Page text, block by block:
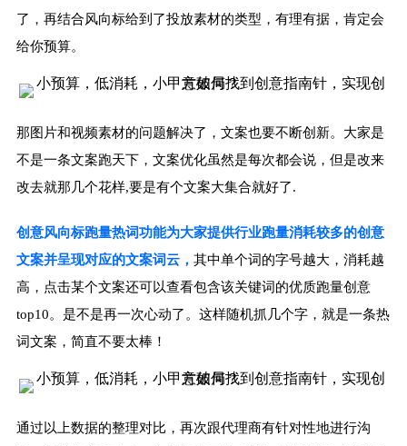
了，再结合风向标给到了投放素材的类型，有理有据，肯定会
给你预算。
那图片和视频素材的问题解决了，文案也要不断创新。大家是
不是一条文案跑天下，文案优化虽然是每次都会说，但是改来
改去就那几个花样,要是有个文案大集合就好了.
创意风向标跑量热词功能为大家提供行业跑量消耗较多的创意
文案并呈现对应的文案词云， 其中单个词的字号越大，消耗越
高，点击某个文案还可以查看包含该关键词的优质跑量创意
top10。是不是再一次心动了。这样随机抓几个字，就是一条热
词文案，简直不要太棒！
通过以上数据的整理对比，再次跟代理商有针对性地进行沟